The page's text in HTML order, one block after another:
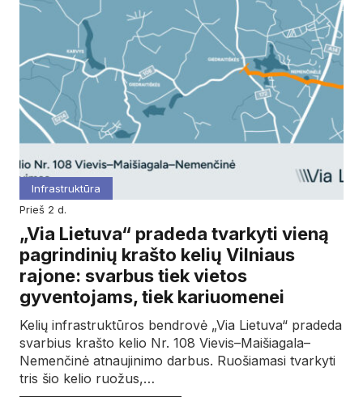
Infrastruktūra
prieš 2 d.
„Via Lietuva“ pradeda tvarkyti vieną
pagrindinių krašto kelių Vilniaus
rajone: svarbus tiek vietos
gyventojams, tiek kariuomenei
Kelių infrastruktūros bendrovė „Via Lietuva“ pradeda
svarbius krašto kelio Nr. 108 Vievis–Maišiagala–
Nemenčinė atnaujinimo darbus. Ruošiamasi tvarkyti
tris šio kelio ruožus,…